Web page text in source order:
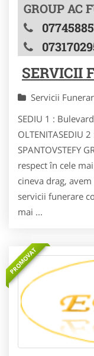
GROUP AC
SERVICII
Servicii
SEDIU 1 :
OLTENITASEDIU
SPANTOVSTEFY
respect în cele
cineva drag,
servicii funerare
mai ...
PROMOVAT